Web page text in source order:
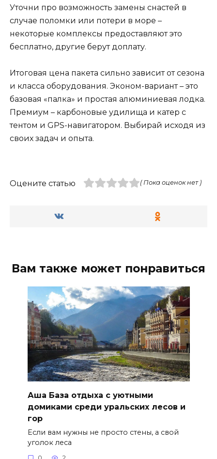
Уточни про возможность замены снастей в
случае поломки или потери в море –
некоторые комплексы предоставляют это
бесплатно, другие берут доплату.
Итоговая цена пакета сильно зависит от сезона
и класса оборудования. Эконом-вариант – это
базовая «палка» и простая алюминиевая лодка.
Премиум – карбоновые удилища и катер с
тентом и GPS-навигатором. Выбирай исходя из
своих задач и опыта.
Оцените статью ( Пока оценок нет )
Вам также может понравиться
Аша База отдыха с уютными
домиками среди уральских лесов и
гор
Если вам нужны не просто стены, а свой
уголок леса